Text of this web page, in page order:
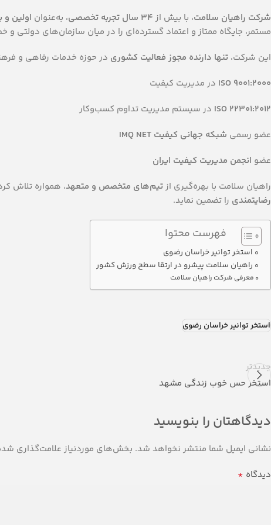
شرکت راهیان سلامت، با بیش از ۳۴ سال تجربه‌ تخصصی ، به‌عنوان اولین
مستمر، جایگاه ممتاز و اعتماد گسترده‌ای را در میان سازمان‌های
این شرکت، تنها دارنده مجوز فعالیت کشوری در حوزه خدمات رفاهی و
ISO 9001:2000 در مدیریت کیفیت
ISO 22301:2012 در سیستم مدیریت تداوم کسب‌وکار
عضو رسمی شبکه جهانی کیفیت IMQ NET
عضو انجمن مدیریت کیفیت ایران
راهیان سلامت با بهره‌گیری ازتیم‌های متخصص و متعهد، همواره تلاش
رضایتمندی را تضمین نماید.
فهرست محتوا
استخر توانیر خراسان رضوی
راهیان سلامت پیشرو در ارتقا سطح ورزش کشور
معرفی شرکت راهیان سلامت
استخر توانیر خراسان رضوی
جدیدتر
استخر حس خوب زندگی مشهد
دیدگاهتان را بنویسید
نشانی ایمیل شما منتشر نخواهد شد. بخش‌های موردنیاز علامت‌گذاری
دیدگاه *